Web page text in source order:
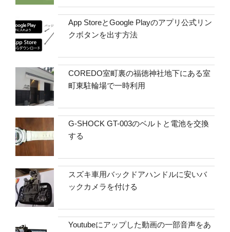
App StoreとGoogle Playのアプリ公式リン
クボタンを出す方法
COREDO室町裏の福徳神社地下にある室
町東駐輪場で一時利用
G-SHOCK GT-003のベルトと電池を交換
する
スズキ車用バックドアハンドルに安いバ
ックカメラを付ける
Youtubeにアップした動画の一部音声をあ